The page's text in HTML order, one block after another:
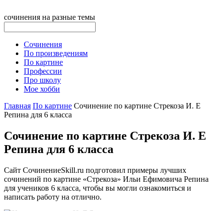
сочинения на разные темы
Сочинения
По произведениям
По картине
Профессии
Про школу
Мое хобби
Главная По картине Сочинение по картине Стрекоза И. Е
Репина для 6 класса
Сочинение по картине Стрекоза И. Е
Репина для 6 класса
Сайт CочинениеSkill.ru подготовил примеры лучших
сочинений по картине «Стрекоза» Ильи Ефимовича Репина
для учеников 6 класса, чтобы вы могли ознакомиться и
написать работу на отлично.